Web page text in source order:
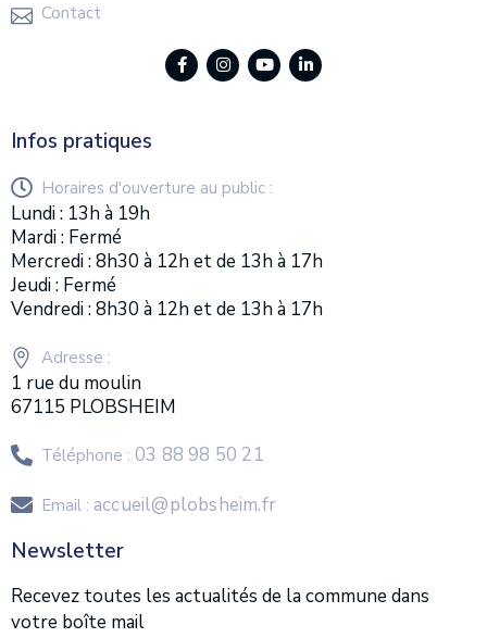
Contact
Infos pratiques
Horaires d'ouverture au public :
Lundi : 13h à 19h
Mardi : Fermé
Mercredi : 8h30 à 12h et de 13h à 17h
Jeudi : Fermé
Vendredi : 8h30 à 12h et de 13h à 17h
Adresse :
1 rue du moulin
67115 PLOBSHEIM
Téléphone : 03 88 98 50 21
Email : accueil@plobsheim.fr
Newsletter
Recevez toutes les actualités de la commune dans
votre boîte mail